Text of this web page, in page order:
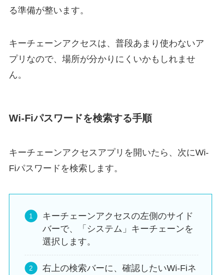
る準備が整います。
キーチェーンアクセスは、普段あまり使わないア
プリなので、場所が分かりにくいかもしれませ
ん。
Wi-Fiパスワードを検索する手順
キーチェーンアクセスアプリを開いたら、次にWi-
Fiパスワードを検索します。
キーチェーンアクセスの左側のサイド
バーで、「システム」キーチェーンを
選択します。
右上の検索バーに、確認したいWi-Fiネ